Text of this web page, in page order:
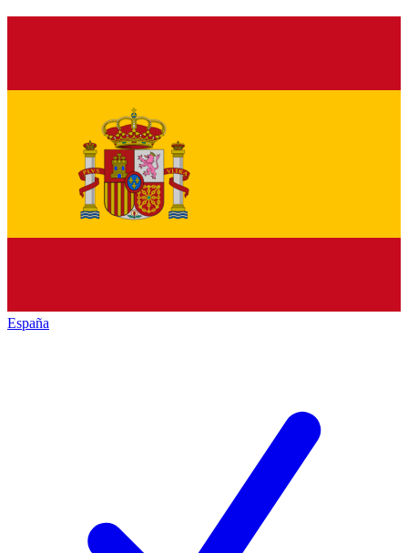
España